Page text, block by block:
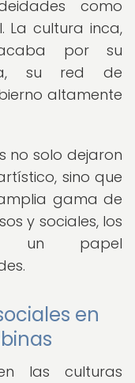
como
La cultura inca,
por su
su red de
altamente
no solo dejaron
sino que
gama de
y sociales, los
un papel
en
las culturas